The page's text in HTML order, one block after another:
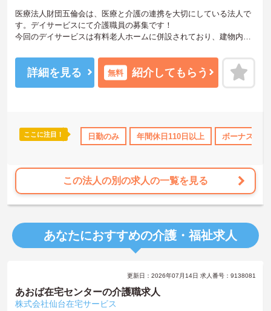
日110日以上 社会保険完備 交通費支給 退職金制度あり
医療法人財団五倫会は、医療と介護の連携を大切にしている法人で
す。デイサービスにて介護職員の募集です！
今回のデイサービスは有料老人ホームに併設されており、建物内で
合えるのが魅力です。利用者数も50名以下とコンパクトで、一人ひ
とりに寄り添ったケアがしやすい環境。日勤のみ・年間休日123日と
働きやすさも整っており、長く安定して続けたい方にもおすすめで
詳細を見る 無料 紹介してもらう
ここに注目！ 日勤のみ 年間休日110日以上 ボーナス・
この法人の別の求人の一覧を見る
あなたにおすすめの介護・福祉求人
更新日：2026年07月14日 求人番号：9138081
あおば在宅センターの介護職求人
株式会社仙台在宅サービス